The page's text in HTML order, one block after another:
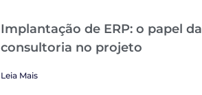
Implantação de ERP: o papel da
consultoria no projeto
Leia Mais